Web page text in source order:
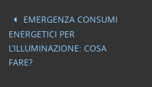
b
o
o
k
dI
EMERGENZA CONSUMI
ENERGETICI PER
L’ILLUMINAZIONE: COSA
FARE?